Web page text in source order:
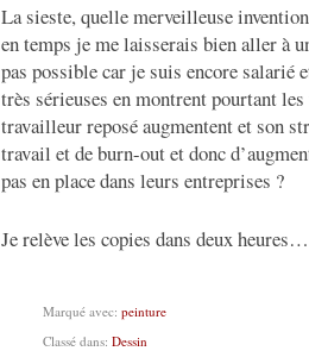
La sieste, quelle merveilleuse
en temps je me laisserais bien aller à
pas possible car je suis encore salarié
très sérieuses en montrent pourtant
travailleur reposé augmentent et son
travail et de burn-out et donc
pas en place dans leurs entreprises ?
Je relève les copies dans deux heures…
Marqué avec: peinture
Classé dans: Dessin